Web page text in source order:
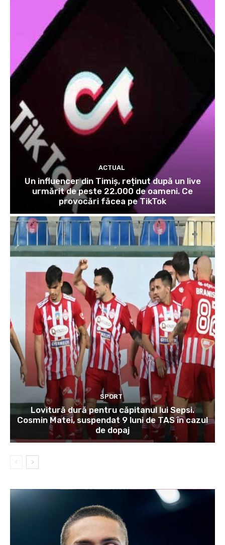
ACTUAL
Un influencer din Timiș, reținut după un live
urmărit de peste 22.000 de oameni. Ce
provocări făcea pe TikTok
SPORT
Lovitură dură pentru căpitanul lui Sepsi.
Cosmin Matei, suspendat 9 luni de TAS în cazul
de dopaj